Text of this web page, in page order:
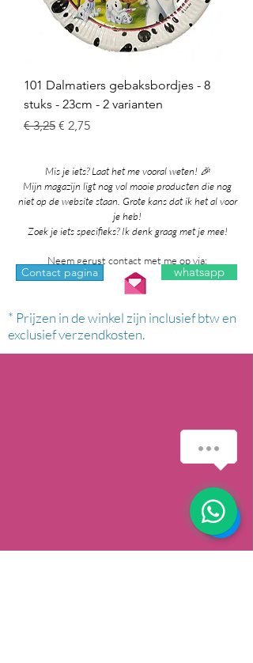
101 Dalmatiers gebaksbordjes - 8
stuks - 23cm - 2 varianten
Normale prijs
€ 3,25 Verkoopprijs
€ 2,75
Mis je iets? Laat het me vooral weten! 🎉
Mijn magazijn ligt nog vol mooie producten die nog
niet op de website staan. Grote kans dat ik het al voor
je heb!
Zoek je iets specifieks? Ik denk graag met je mee!
Neem gerust contact met me op via:
Contact pagina whatsapp
* Prijzen in de winkel zijn inclusief btw en
exclusief verzendkosten.